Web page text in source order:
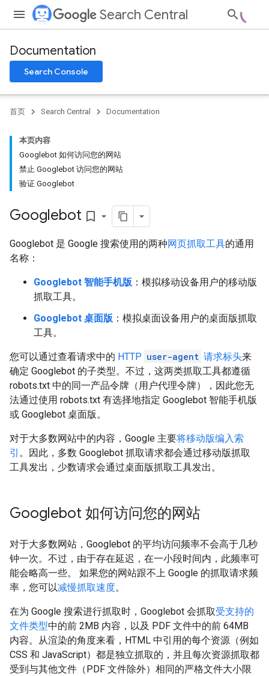
Search Central
Documentation
Search Console
首页 Search Central Documentation
本页内容
Googlebot 如何访问您的网站
禁止 Googlebot 访问您的网站
验证 Googlebot
Googlebot bookmark_border
Googlebot 是 Google 搜索使用的两种网页抓取工具的通用
名称：
Googlebot 智能手机版 ：模拟移动设备用户的移动版
抓取工具。
Googlebot 桌面版 ：模拟桌面设备用户的桌面版抓取
工具。
您可以通过查看请求中的 HTTP user-agent 请求标头来
确定 Googlebot 的子类型。不过，这两类抓取工具都遵循
robots.txt 中的同一产品令牌（用户代理令牌），因此您无
法通过使用 robots.txt 有选择地指定 Googlebot 智能手机版
或 Googlebot 桌面版。
对于大多数网站中的内容，Google 主要将移动版编入索
引 。因此，多数 Googlebot 抓取请求都会通过移动版抓取
工具发出，少数请求会通过桌面版抓取工具发出。
Googlebot 如何访问您的网站
对于大多数网站，Googlebot 的平均访问频率不会高于几秒
钟一次。不过，由于存在延迟，在一小段时间内，此频率可
能会略高一些。 如果您的网站跟不上 Google 的抓取请求频
率，您可以减慢抓取速度。
在为 Google 搜索进行抓取时，Googlebot 会抓取受支持的
文件类型中的前 2MB 内容，以及 PDF 文件中的前 64MB
内容。从渲染的角度来看，HTML 中引用的每个资源（例如
CSS 和 JavaScript）都是独立抓取的，并且每次资源抓取都
受到与其他文件（PDF 文件除外）相同的严格文件大小限